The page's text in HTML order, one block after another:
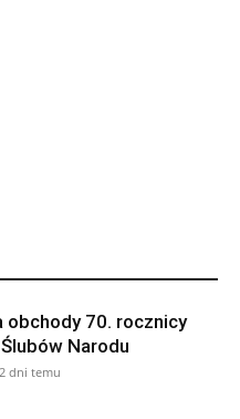
obchody 70. rocznicy
Narodu
2 dni temu